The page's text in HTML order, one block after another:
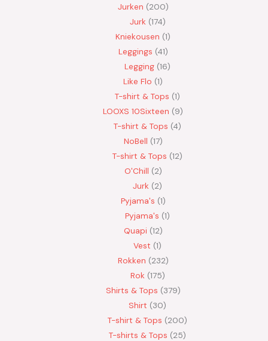
Jurken 200
Jurk 174
Kniekousen 1
Leggings 41
Legging 16
Like Flo 1
T-shirt & Tops 1
LOOXS 10Sixteen
9
T-shirt & Tops 4
NoBell 17
T-shirt & Tops 12
O'Chill 2
Jurk
2
Pyjama's 1
Pyjama's 1
Quapi 12
Vest 1
Rokken 232
Rok 175
Shirts & Tops 379
Shirt
30
T-shirt & Tops
200
T-shirts & Tops
25